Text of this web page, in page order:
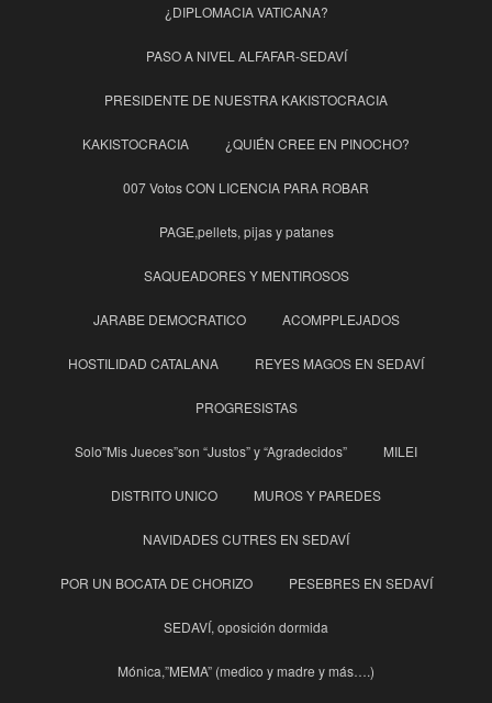
¿DIPLOMACIA VATICANA?
PASO A NIVEL ALFAFAR-SEDAVÍ
PRESIDENTE DE NUESTRA KAKISTOCRACIA
KAKISTOCRACIA ¿QUIÉN CREE EN PINOCHO?
007 Votos CON LICENCIA PARA ROBAR
PAGE,pellets, pijas y patanes
SAQUEADORES Y MENTIROSOS
JARABE DEMOCRATICO ACOMPPLEJADOS
HOSTILIDAD CATALANA REYES MAGOS EN SEDAVÍ
PROGRESISTAS
Solo”Mis Jueces”son “Justos” y “Agradecidos” MILEI
DISTRITO UNICO MUROS Y PAREDES
NAVIDADES CUTRES EN SEDAVÍ
POR UN BOCATA DE CHORIZO PESEBRES EN SEDAVÍ
SEDAVÍ, oposición dormida
Mónica,”MEMA” (medico y madre y más….)